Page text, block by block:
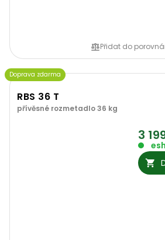
Přidat do
Doprava zdarma
RBS 36 T
přívěsné rozmetadlo 36 kg
3